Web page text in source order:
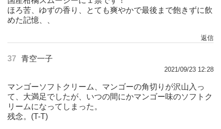
ほろ苦、ゆずの香り、とても爽やかで最後まで飽きずに飲
めた記憶、、
返信
37 青空一子
2021/09/23 12:28
マンゴーソフトクリーム、マンゴーの角切りが沢山入っ
て、大満足でしたが、いつの間にかマンゴー味のソフトク
リームになってしまった。
残念。(T-T)